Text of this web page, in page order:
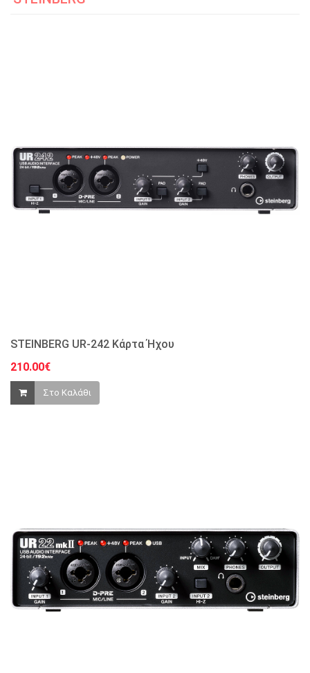
STEINBERG UR-242 Κάρτα Ήχου
210.00€
Στο Καλάθι